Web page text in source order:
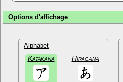
Options d'affichage
Alphabet
Katakana Hiragana